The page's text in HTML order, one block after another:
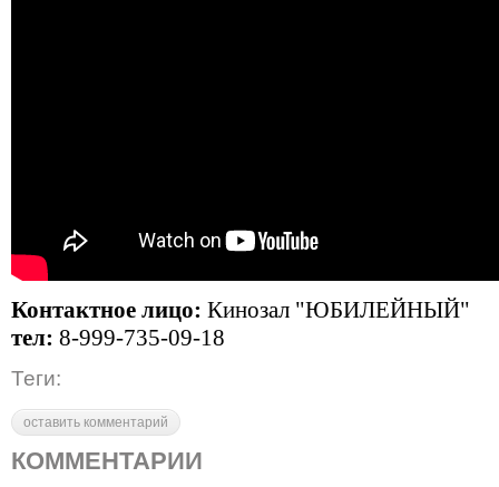
Контактное лицо: Кинозал "ЮБИЛЕЙНЫЙ"
тел: 8-999-735-09-18
Теги:
оставить комментарий
КОММЕНТАРИИ